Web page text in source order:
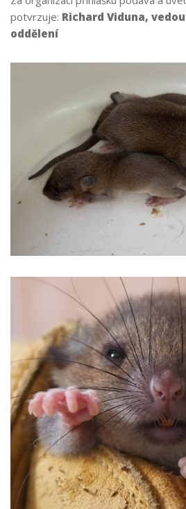
potvrzuje: Richard Viduna,
oddělení